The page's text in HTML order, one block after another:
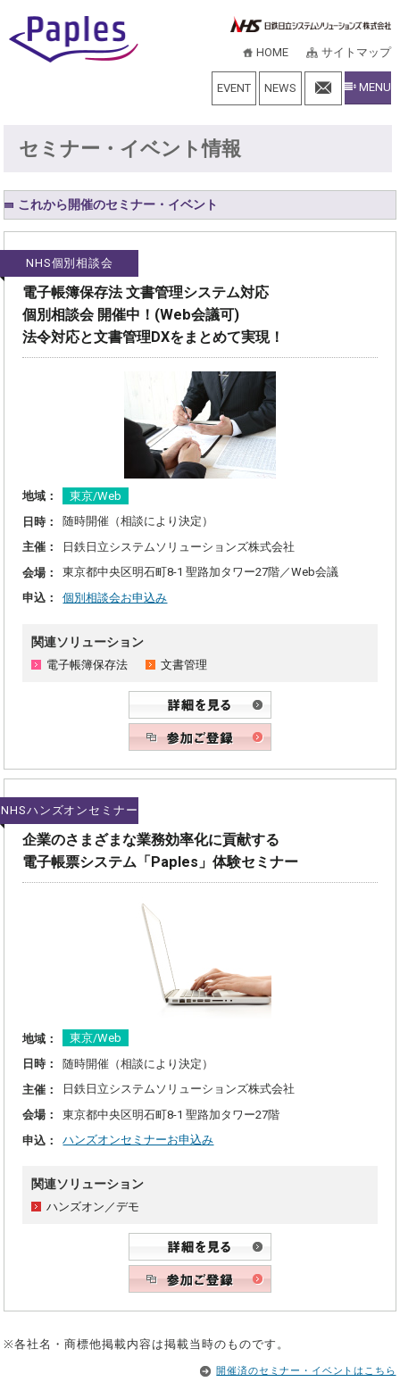
HOME サイトマップ
MENU
NEWS
EVENT
セミナー・イベント情報
これから開催のセミナー・イベント
NHS個別相談会
電子帳簿保存法 文書管理システム対応
個別相談会 開催中！(Web会議可)
法令対応と文書管理DXをまとめて実現！
地域：
東京/Web
日時：
随時開催（相談により決定）
主催：
日鉄日立システムソリューションズ株式会社
会場：
東京都中央区明石町8-1 聖路加タワー27階／Web会議
申込：
個別相談会お申込み
関連ソリューション
電子帳簿保存法 文書管理
NHSハンズオンセミナー
企業のさまざまな業務効率化に貢献する
電子帳票システム「Paples」体験セミナー
地域：
東京/Web
日時：
随時開催（相談により決定）
主催：
日鉄日立システムソリューションズ株式会社
会場：
東京都中央区明石町8-1 聖路加タワー27階
申込：
ハンズオンセミナーお申込み
関連ソリューション
ハンズオン／デモ
※各社名・商標他掲載内容は掲載当時のものです。
開催済のセミナー・イベントはこちら